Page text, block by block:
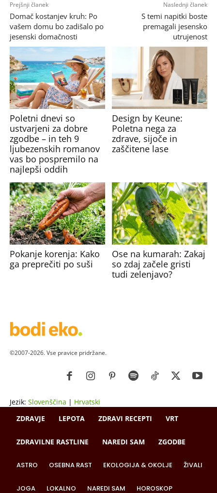
Prejšnji članek
Domač kostanjev kruh: Po
vašem domu bo zadišalo po
jesenski domačnosti
Naslednji članek
S temi napitki boste
premagali jesensko
utrujenost
Poletni dnevi so
ustvarjeni za dobre
zgodbe – in teh 9
ljubezenskih romanov
vas bo pospremilo na
najlepši oddih
Design by Keune:
Poletna nega za
zdrave, sijoče in
zaščitene lase
Pokanje korenja: Kako
ga preprečiti po suši
Ose na kumarah: Zakaj
so zdaj začele gristi
tudi zelenjavo?
©2007-2026. Vse pravice pridržane.
Jezik: Slovenščina | Hrvatski
ZDRAVJE
LEPOTA ZDRAVI RECEPTI VRT
ZDRAVILNE RASTLINE NAREDI SAM ZGODBE
ASTRO OSEBNA RAST EKOLOGIJA & OKOLJE ŽIVALI
JOGA LOKALNO NAREDI SAM HOROSKOP